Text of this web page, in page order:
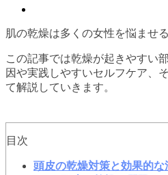
肌の乾燥は多くの女性を悩ませ
この記事では乾燥が起きやすい
因や実践しやすいセルフケア、
て解説していきます。
目次
頭皮の乾燥対策と効果的な